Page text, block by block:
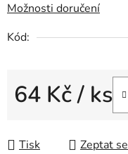
Možnosti doručení
Kód:
64 Kč/ ks
Tisk Zeptat se